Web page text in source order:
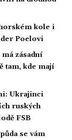
kole i
Poelovi
zásadní
tam, kde mají
Ukrajinci
ruských
FSB
se vám